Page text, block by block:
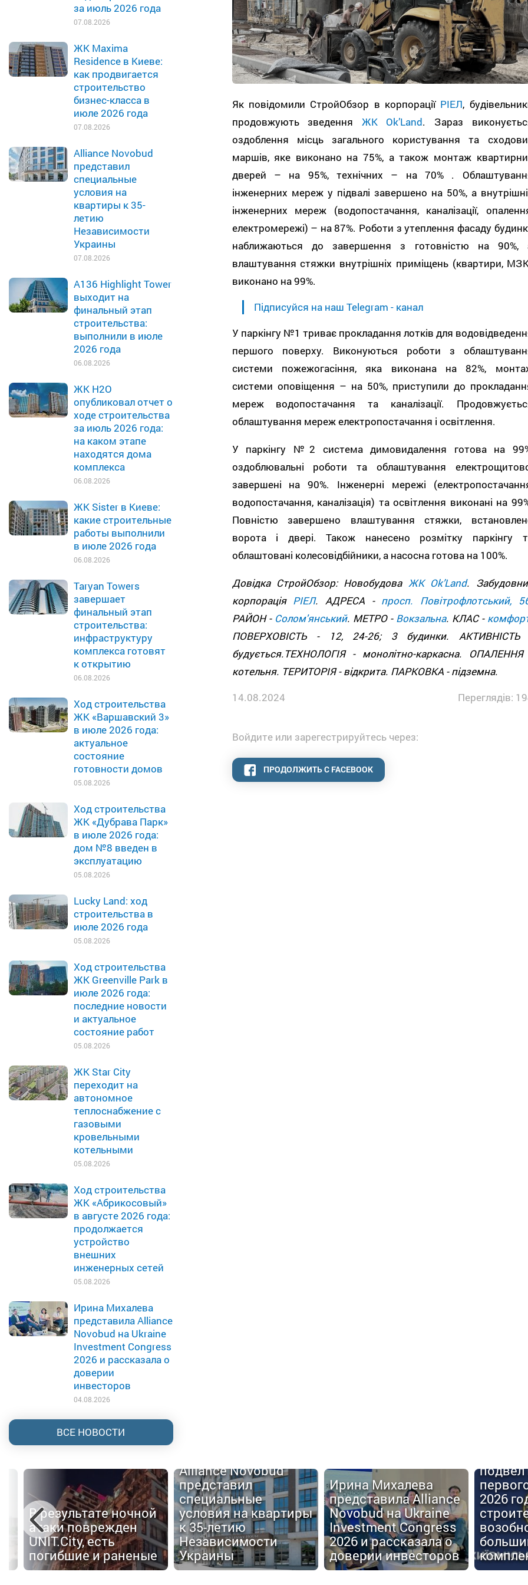
за июль 2026 года
07.08.2026
ЖК Maxima
Residence в Киеве:
как продвигается
строительство
бизнес-класса в
июле 2026 года
07.08.2026
Alliance Novobud
представил
специальные
условия на
квартиры к 35-
летию
Независимости
Украины
07.08.2026
A136 Highlight Tower
выходит на
финальный этап
строительства:
выполнили в июле
2026 года
06.08.2026
ЖК H2O
опубликовал отчет о
ходе строительства
за июль 2026 года:
на каком этапе
находятся дома
комплекса
06.08.2026
ЖК Sister в Киеве:
какие строительные
работы выполнили
в июле 2026 года
06.08.2026
Taryan Towers
завершает
финальный этап
строительства:
инфраструктуру
комплекса готовят
к открытию
06.08.2026
Ход строительства
ЖК «Варшавский 3»
в июле 2026 года:
актуальное
состояние
готовности домов
05.08.2026
Ход строительства
ЖК «Дубрава Парк»
в июле 2026 года:
дом №8 введен в
эксплуатацию
05.08.2026
Lucky Land: ход
строительства в
июле 2026 года
05.08.2026
Ход строительства
ЖК Greenville Park в
июле 2026 года:
последние новости
и актуальное
состояние работ
05.08.2026
ЖК Star City
переходит на
автономное
теплоснабжение с
газовыми
кровельными
котельными
05.08.2026
Ход строительства
ЖК «Абрикосовый»
в августе 2026 года:
продолжается
устройство
внешних
инженерных сетей
05.08.2026
Ирина Михалева
представила Alliance
Novobud на Ukraine
Investment Congress
2026 и рассказала о
доверии
инвесторов
04.08.2026
ВСЕ НОВОСТИ
Як повідомили СтройОбзор в корпорації РІЕЛ,
продовжують зведення ЖК Оk’Land. Зараз
оздоблення місць загального користування та
маршів, яке виконано на 75%, а також монтаж
дверей – на 95%, технічних – на 70% .
інженерних мереж у підвалі завершено на 50%, а
інженерних мереж (водопостачання, каналізації,
електромережі) – на 87%. Роботи з утеплення фасаду
наближаються до завершення з готовністю на 90%,
влаштування стяжки внутрішніх приміщень (квартири,
виконано на 99%.
Підписуйся на наш Telegram - канал
У паркінгу №1 триває прокладання лотків для
першого поверху. Виконуються роботи з
системи пожежогасіння, яка виконана на 82%,
системи оповіщення – на 50%, приступили до
мереж водопостачання та каналізації.
облаштування мереж електропостачання і освітлення.
У паркінгу №2 система димовидалення готова на
оздоблювальні роботи та облаштування
завершені на 90%. Інженерні мережі
водопостачання, каналізація) та освітлення виконані на
Повністю завершено влаштування стяжки,
ворота і двері. Також нанесено розмітку паркінгу
облаштовані колесовідбійники, а насосна готова на 100%.
Довідка СтройОбзор: Новобудова ЖК Оk’Land.
корпорація РІЕЛ. АДРЕСА - просп. Повітрофлотський,
РАЙОН - Солом'янський. МЕТРО - Вокзальна. КЛАС -
ПОВЕРХОВІСТЬ - 12, 24-26; 3 будинки. АКТИВНІСТЬ
будується.ТЕХНОЛОГІЯ - монолітно-каркасна.
котельня. ТЕРИТОРІЯ - відкрита. ПАРКОВКА - підземна.
14.08.2024
Переглядів:
Войдите или зарегестрируйтесь через:
ПРОДОЛЖИТЬ С FACEBOOK
В результате ночной
атаки поврежден
UNIT.City, есть
погибшие и раненые
Alliance Novobud
представил
специальные
условия на квартиры
к 35-летию
Независимости
Украины
Ирина Михалева
представила Alliance
Novobud на Ukraine
Investment Congress
2026 и рассказала о
доверии инвесторов
подвел
2026